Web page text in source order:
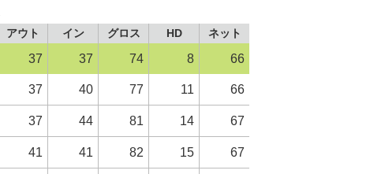
アウト イン グロス HD
ネット
37 37 74 8 66
37 40 77 11 66
37 44 81 14 67
41 41 82 15 67